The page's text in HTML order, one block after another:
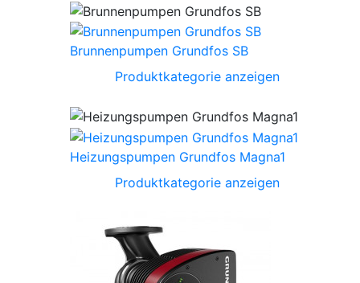
Brunnenpumpen Grundfos SB
Produktkategorie anzeigen
Heizungspumpen Grundfos Magna1
Produktkategorie anzeigen